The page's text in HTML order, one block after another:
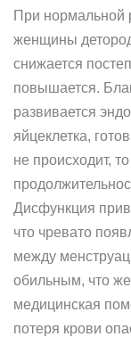
При нормальной
женщины
снижается
повышается.
развивается
яйцеклетка,
не происходит,
Дисфункция
что чревато
между
обильным, что
медицинская
потеря крови